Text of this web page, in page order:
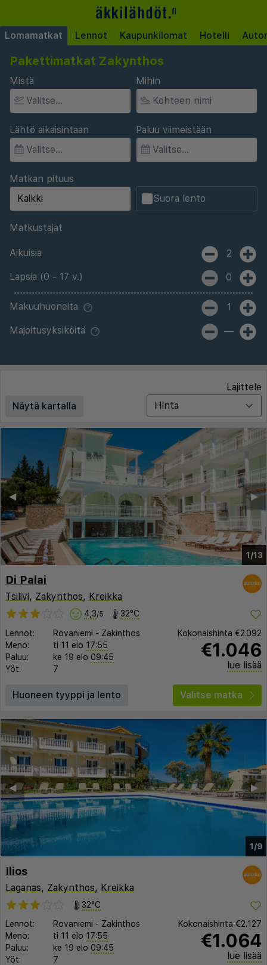
Lomamatkat Lennot Kaupunkilomat Hotelli
Pakettimatkat Zakynthos
Mistä Mihin
Lähtö aikaisintaan Paluu viimeistään
Matkan pituus
Suora lento
Matkustajat
Aikuisia 2
Lapsia (0 - 17 v.) 0
Makuuhuoneita 1
Majoitusyksiköitä —
Näytä kartalla
Lajittele
1/13
▶︎
◀︎
Di Palai
Tsilivi, Zakynthos, Kreikka
4,3/5 32°C
Lennot: Rovaniemi - Zakinthos
Meno:
ti 11 elo 17:55
Paluu:
ke 19 elo 09:45
Yöt:
7
Kokonaishinta €2.092
€1.046
lue lisää
Huoneen tyyppi ja lento Valitse matka
1/9
▶︎
◀︎
Ilios
Laganas, Zakynthos, Kreikka
32°C
Lennot:
Rovaniemi - Zakinthos
Meno:
ti 11 elo 17:55
Paluu:
ke 19 elo 09:45
Yöt:
7
Kokonaishinta €2.127
€1.064
lue lisää